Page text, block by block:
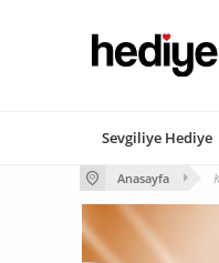
Sevgiliye Hediye
Anasayfa